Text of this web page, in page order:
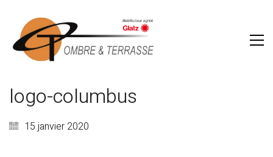
logo-columbus
15 janvier 2020